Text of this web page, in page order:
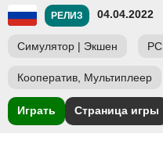
РЕЛИЗ 04.04.2022
Симулятор | Экшен PC
Кооператив, Мультиплеер
Играть Страница игры